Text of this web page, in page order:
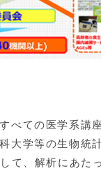
べての医学系講
大学等の生物統
て、解析にあた